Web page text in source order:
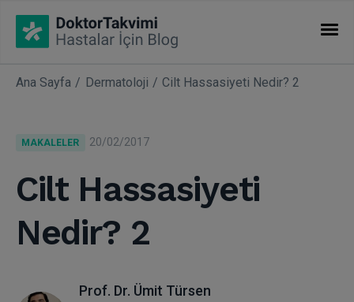
İHTISASLAR
Uzmanlıklar
Ana Sayfa Dermatoloji Cilt Hassasiyeti Nedir? 2
MAKALELER 20/02/2017
Cilt Hassasiyeti
Nedir? 2
Prof. Dr. Ümit Türsen